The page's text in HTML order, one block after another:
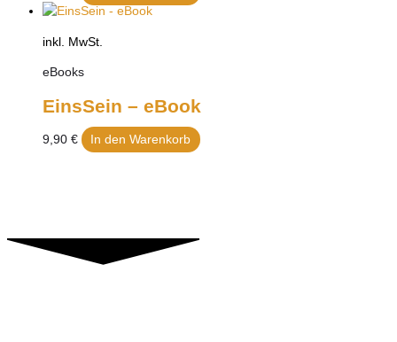
inkl. MwSt.
eBooks
EinsSein – eBook
9,90 € In den Warenkorb